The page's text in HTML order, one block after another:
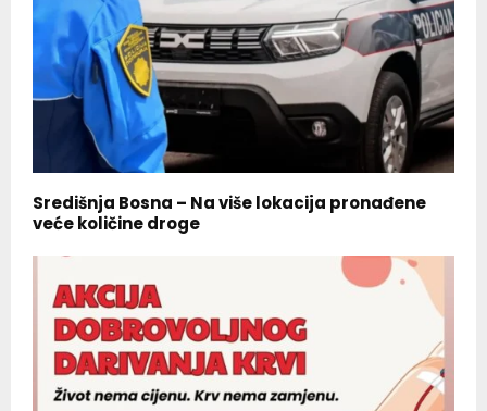
Središnja Bosna – Na više lokacija pronađene
veće količine droge